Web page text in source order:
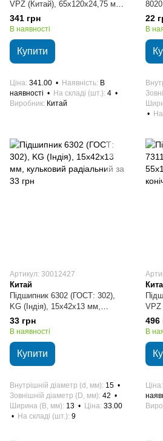
VPZ (Китай), 65х120х24,75 мм,
роликовий конічний
341 грн
В наявності
Купити
Ціна 341.00 Наявність В
наявності
На складі (шт.) 4
Виробник Китай
мм,
22
В
Артикул: 30012427
Китай
Підшипник 6302 (ГОСТ: 302),
KG (Індія), 15х42х13 мм,
кульковий радіальний
33 грн
В наявності
Купити
Внутрішній діаметр (d, мм) 15
Зовнішній діаметр (D, мм) 42
Ширина (B, мм) 13 Ціна 33.00
На складі (шт.) 9
VPZ
496
В
Ціна